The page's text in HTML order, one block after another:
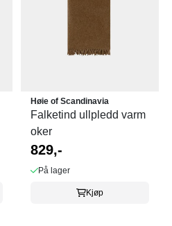
Høie of Scandinavia
Falketind ullpledd varm
oker
829,-
På lager
Kjøp